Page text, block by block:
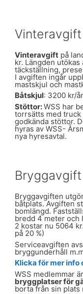
Vinteravgift
Vinteravgift på
kr. Längden
täckställning,
I avgiften ingår
mastskjul och
Båtskjul: 3200 kr/år
Stöttor:WSS har
torrsätts med truck
godkända stöttor.
hyras av WSS-
nya hyresavtal.
Bryggavgift
Bryggavgiften
båtplats. Avgiften
bomlängd.
bredd 4 meter och
2 kostar nu 5064
på 20 %)
Serviceavgiften
bryggunderhåll
Klicka för mer
WSS medlemmar är
bryggplatser för
borta från sin plats